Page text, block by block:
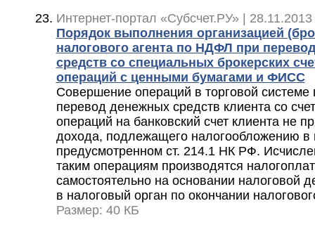
Интернет-портал «Субсчет.РУ» |
Порядок выполнения организацией
налогового агента по НДФЛ при
средств со специальных брокерских
операций с ценными бумагами и ФИСС
Совершение операций в торговой системе
перевод денежных средств клиента со
операций на банковский счет клиента не
дохода, подлежащего налогообложению в
предусмотренном ст. 214.1 НК РФ.
таким операциям производятся
самостоятельно на основании налоговой
в налоговый орган по окончании
Размер: 40 КБ